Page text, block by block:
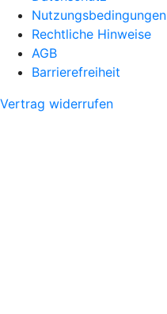
Nutzungsbedingungen
Rechtliche Hinweise
AGB
Barrierefreiheit
Vertrag widerrufen